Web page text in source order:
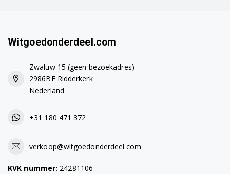
Witgoedonderdeel.com
Zwaluw 15 (geen bezoekadres)
2986BE Ridderkerk
Nederland
+31 180 471 372
verkoop@witgoedonderdeel.com
KVK nummer: 24281106